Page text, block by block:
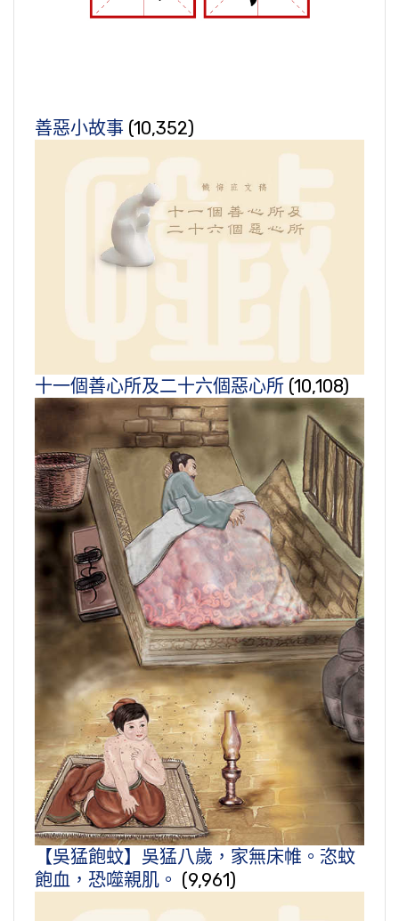
善惡小故事 (10,352)
十一個善心所及二十六個惡心所 (10,108)
【吳猛飽蚊】吳猛八歲，家無床帷。恣蚊
飽血，恐噬親肌。 (9,961)